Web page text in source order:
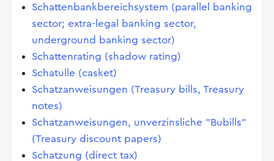
Schattenbankbereichsystem (parallel banking
sector; extra-legal banking sector,
underground banking sector)
Schattenrating (shadow rating)
Schatulle (casket)
Schatzanweisungen (Treasury bills, Treasury
notes)
Schatzanweisungen, unverzinsliche "Bubills"
(Treasury discount papers)
Schatzung (direct tax)